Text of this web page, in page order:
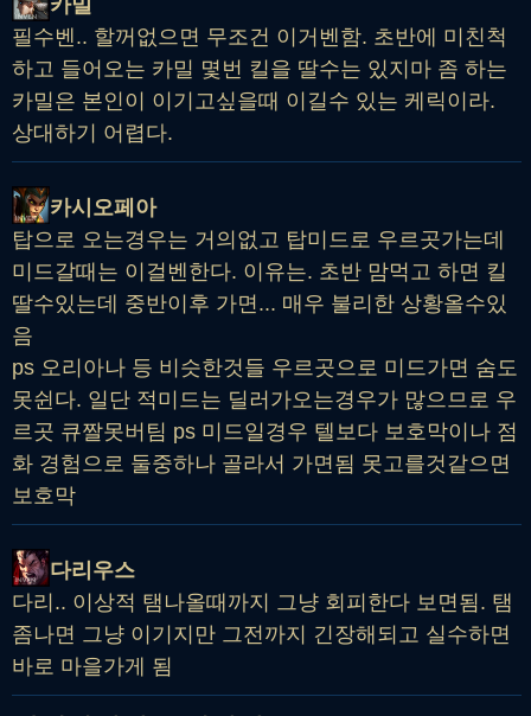
필수벤.. 할꺼없으면 무조건 이거벤함. 초반에 미친척
하고 들어오는 카밀 몇번 킬을 딸수는 있지마 좀 하는
카밀은 본인이 이기고싶을때 이길수 있는 케릭이라.
상대하기 어렵다.
카시오페아
탑으로 오는경우는 거의없고 탑미드로 우르곳가는데
미드갈때는 이걸벤한다. 이유는. 초반 맘먹고 하면 킬
딸수있는데 중반이후 가면... 매우 불리한 상황올수있
음
ps 오리아나 등 비슷한것들 우르곳으로 미드가면 숨도
못쉰다. 일단 적미드는 딜러가오는경우가 많으므로 우
르곳 큐짤못버팀 ps 미드일경우 텔보다 보호막이나 점
화 경험으로 둘중하나 골라서 가면됨 못고를것같으면
보호막
다리우스
다리.. 이상적 탬나올때까지 그냥 회피한다 보면됨. 탬
좀나면 그냥 이기지만 그전까지 긴장해되고 실수하면
바로 마을가게 됨